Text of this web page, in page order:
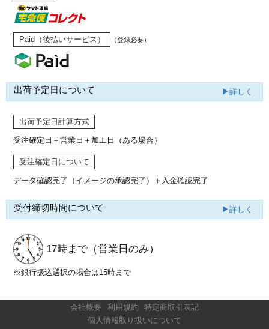
Paid（後払いサービス） （登録必要）
出荷予定日について ▶詳しく
出荷予定日計算方式
受注確定日＋営業日＋加工日（ある場合）
受注確定日について
データ確認完了（イメージの承認完了） ＋入金確認完了
受付締切時間について ▶詳しく
17時まで （営業日のみ）
※銀行振込選択の場合は15時まで
会社概要 利用規約
特定商取引表記
個人情報取り扱いについて